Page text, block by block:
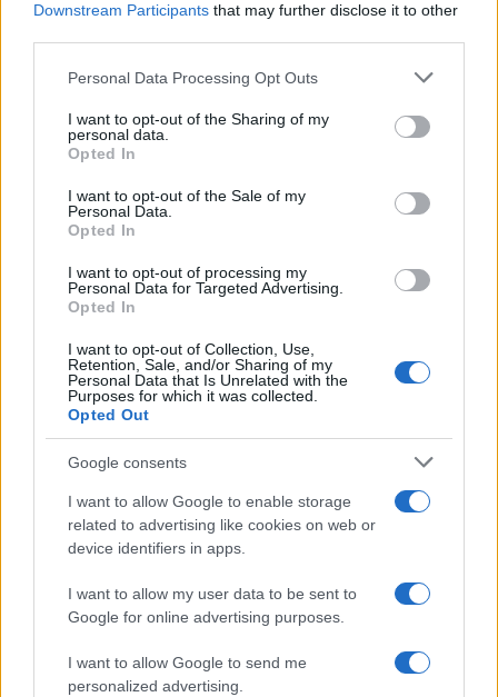
Downstream Participants that may further disclose it to other
Please note that this website/app uses one or more Google
not limited to your visit or usage behaviour. You may click to
grant or deny consent to Google and its third-party tags to
use your data for below specified purposes in below Google
consent section.
Personal Data Processing Opt Outs
I want to opt-out of the Sharing of my
personal data.
Opted In
I want to opt-out of the Sale of my
Personal Data.
Opted In
I want to opt-out of processing my
Personal Data for Targeted Advertising.
Opted In
I want to opt-out of Collection, Use,
Retention, Sale, and/or Sharing of my
Personal Data that Is Unrelated with the
Purposes for which it was collected.
Opted Out
Google consents
I want to allow Google to enable storage
related to advertising like cookies on web or
device identifiers in apps.
I want to allow my user data to be sent to
Google for online advertising purposes.
I want to allow Google to send me
personalized advertising.
El impacto de la iniciativa de Gabriel
Rufián en el panorama político español
Gabriel Rufián ha logrado captar la atención mediática…
POLÍTICA
Análisis de la crisis migratoria en Ceuta y
las críticas internacionales a Pedro
Sánchez
La crisis migratoria en Ceuta ha generado fuertes…